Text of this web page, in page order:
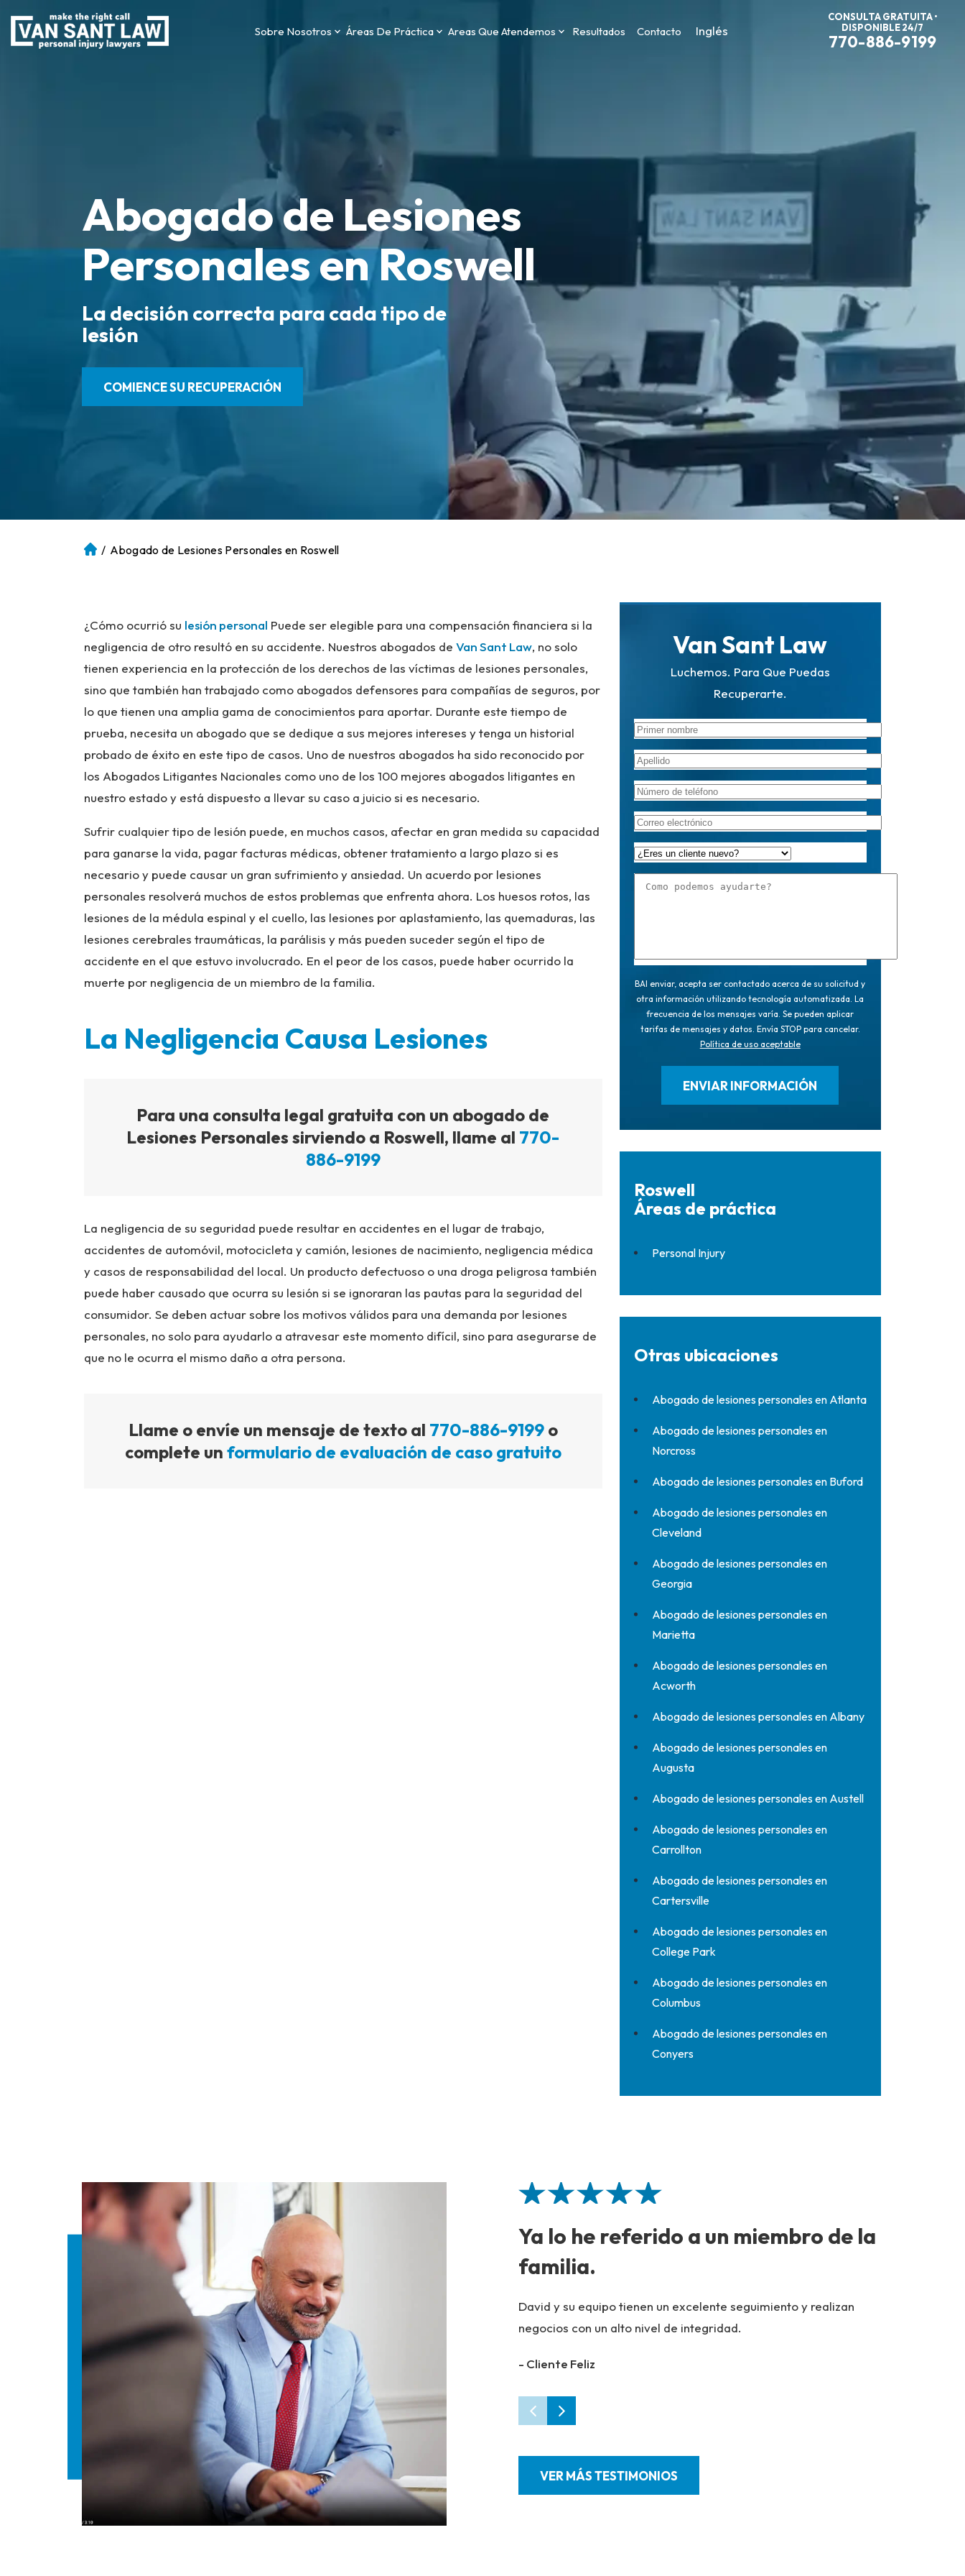
Sobre Nosotros Áreas De Práctica Areas Que Atendemos Resultados Contacto Inglés
CONSULTA GRATUITA •
DISPONIBLE 24/7
770-886-9199
Abogado de Lesiones
Personales en Roswell
La decisión correcta para cada tipo de
lesión
COMIENCE SU RECUPERACIÓN
Ini / Abogado de Lesiones Personales en Roswell
¿Cómo ocurrió su lesión personal Puede ser elegible para una compensación financiera si la
negligencia de otro resultó en su accidente. Nuestros abogados de Van Sant Law, no solo
tienen experiencia en la protección de los derechos de las víctimas de lesiones personales,
sino que también han trabajado como abogados defensores para compañías de seguros, por
lo que tienen una amplia gama de conocimientos para aportar. Durante este tiempo de
prueba, necesita un abogado que se dedique a sus mejores intereses y tenga un historial
probado de éxito en este tipo de casos. Uno de nuestros abogados ha sido reconocido por
los Abogados Litigantes Nacionales como uno de los 100 mejores abogados litigantes en
nuestro estado y está dispuesto a llevar su caso a juicio si es necesario.
Sufrir cualquier tipo de lesión puede, en muchos casos, afectar en gran medida su capacidad
para ganarse la vida, pagar facturas médicas, obtener tratamiento a largo plazo si es
necesario y puede causar un gran sufrimiento y ansiedad. Un acuerdo por lesiones
personales resolverá muchos de estos problemas que enfrenta ahora. Los huesos rotos, las
lesiones de la médula espinal y el cuello, las lesiones por aplastamiento, las quemaduras, las
lesiones cerebrales traumáticas, la parálisis y más pueden suceder según el tipo de
accidente en el que estuvo involucrado. En el peor de los casos, puede haber ocurrido la
muerte por negligencia de un miembro de la familia.
La Negligencia Causa Lesiones
Para una consulta legal gratuita con un abogado de
Lesiones Personales sirviendo a Roswell, llame al 770-
886-9199
La negligencia de su seguridad puede resultar en accidentes en el lugar de trabajo,
accidentes de automóvil, motocicleta y camión, lesiones de nacimiento, negligencia médica
y casos de responsabilidad del local. Un producto defectuoso o una droga peligrosa también
puede haber causado que ocurra su lesión si se ignoraran las pautas para la seguridad del
consumidor. Se deben actuar sobre los motivos válidos para una demanda por lesiones
personales, no solo para ayudarlo a atravesar este momento difícil, sino para asegurarse de
que no le ocurra el mismo daño a otra persona.
Llame o envíe un mensaje de texto al 770-886-9199o
complete un formulario de evaluación de caso gratuito
Van Sant Law
Luchemos. Para Que Puedas
Recuperarte.
BAl enviar, acepta ser contactado acerca de su solicitud y
otra información utilizando tecnología automatizada. La
frecuencia de los mensajes varía. Se pueden aplicar
tarifas de mensajes y datos. Envía STOP para cancelar.
Política de uso aceptable
Roswell
Áreas de práctica
Personal Injury
Otras ubicaciones
Abogado de lesiones personales en Atlanta
Abogado de lesiones personales en
Norcross
Abogado de lesiones personales en Buford
Abogado de lesiones personales en
Cleveland
Abogado de lesiones personales en
Georgia
Abogado de lesiones personales en
Marietta
Abogado de lesiones personales en
Acworth
Abogado de lesiones personales en Albany
Abogado de lesiones personales en
Augusta
Abogado de lesiones personales en Austell
Abogado de lesiones personales en
Carrollton
Abogado de lesiones personales en
Cartersville
Abogado de lesiones personales en
College Park
Abogado de lesiones personales en
Columbus
Abogado de lesiones personales en
Conyers
Ya lo he referido a un miembro de la
familia.
David y su equipo tienen un excelente seguimiento y realizan
negocios con un alto nivel de integridad.
- Cliente Feliz
VER MÁS TESTIMONIOS